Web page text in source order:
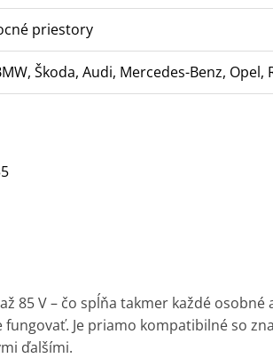
priestory
Škoda, Audi, Mercedes-Benz,
85 V – čo spĺňa takmer každé
Je priamo kompatibilné so
ďalšími.